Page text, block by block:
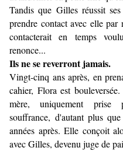
Tandis que Gilles réussit
prendre contact avec elle
contacterait en temps
renonce...
Ils ne se reverront jamais.
Vingt-cinq ans après, en
cahier, Flora est
mère, uniquement
souffrance, d'autant plus
années après. Elle conçoit
avec Gilles, devenu juge de